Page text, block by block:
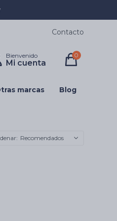
marcas Blog
0
Contacto
Recomendados